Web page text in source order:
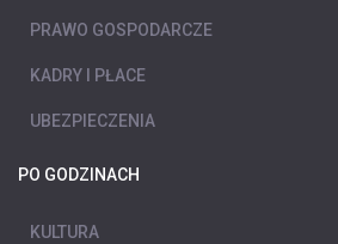
PRAWO GOSPODARCZE
KADRY I PŁACE
UBEZPIECZENIA
PO GODZINACH
KULTURA